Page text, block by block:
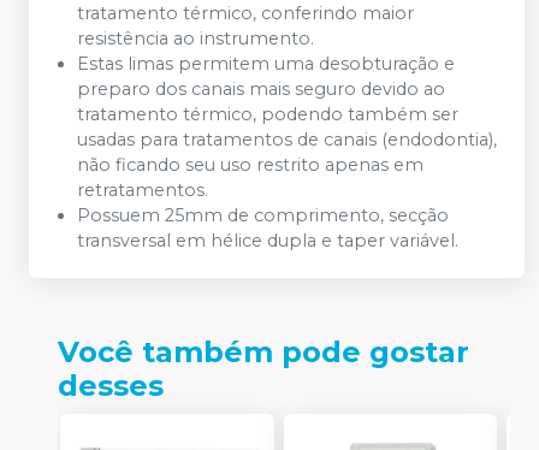
tratamento térmico, conferindo maior
resistência ao instrumento.
Estas limas permitem uma desobturação e
preparo dos canais mais seguro devido ao
tratamento térmico, podendo também ser
usadas para tratamentos de canais (endodontia),
não ficando seu uso restrito apenas em
retratamentos.
Possuem 25mm de comprimento, secção
transversal em hélice dupla e taper variável.
Você também pode gostar
desses